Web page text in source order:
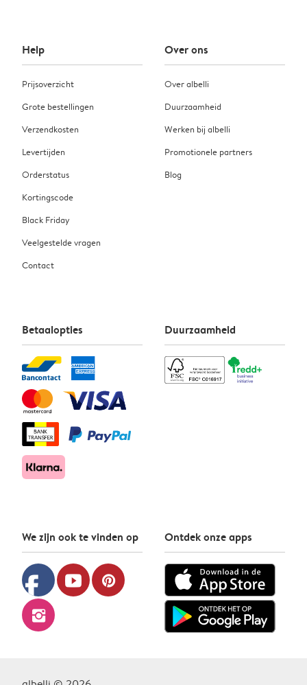
Help
Prijsoverzicht
Grote bestellingen
Verzendkosten
Levertijden
Orderstatus
Kortingscode
Black Friday
Veelgestelde vragen
Contact
Over ons
Over albelli
Duurzaamheid
Werken bij albelli
Promotionele partners
Blog
Betaalopties Duurzaamheid
We zijn ook te vinden op
facebook youtube pinterest
instagram
Ontdek onze apps